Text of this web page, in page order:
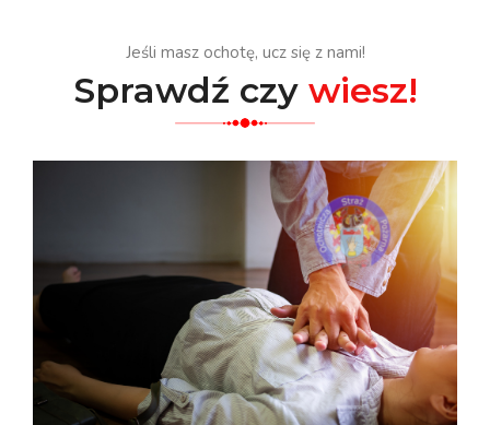
Jeśli masz ochotę, ucz się z nami!
Sprawdź czy wiesz!